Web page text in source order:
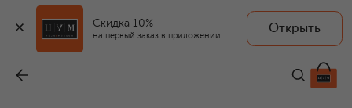
Скидка 10%
на первый заказ в приложении
Открыть
89 950 ₽